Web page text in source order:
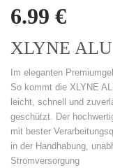
6.99 €
XLYNE
Im eleganten
So kommt die XLYNE
leicht, schnell und
geschützt. Der
mit bester
in der Handhabung,
Stromversorgung